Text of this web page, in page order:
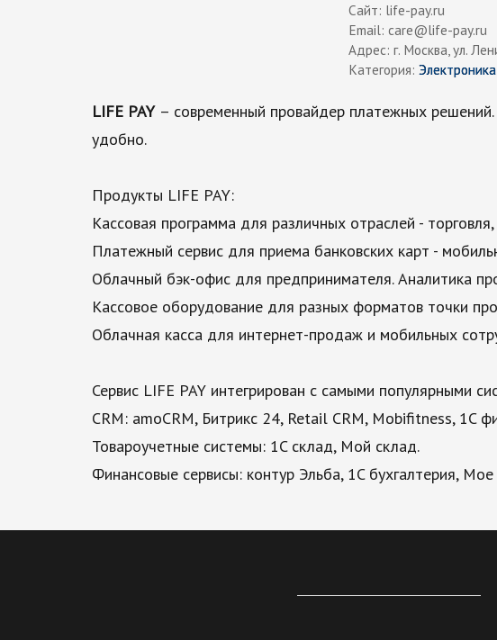
Сайт: life-pay.ru
Email: care@life-pay.ru
Адрес: г. Москва, ул.
Категория: Электроника
LIFE PAY – современный провайдер платежных
удобно.
Продукты LIFE PAY:
Кассовая программа для различных отраслей -
Платежный сервис для приема банковских карт -
Облачный бэк-офис для предпринимателя. Аналитика
Кассовое оборудование для разных форматов точки
Облачная касса для интернет-продаж и мобильных
Сервис LIFE PAY интегрирован с самыми популярными
CRM: amoCRM, Битрикс 24, Retail CRM, Mobifitness, 1C
Товароучетные системы: 1C склад, Мой склад.
Финансовые сервисы: контур Эльба, 1C бухгалтерия,